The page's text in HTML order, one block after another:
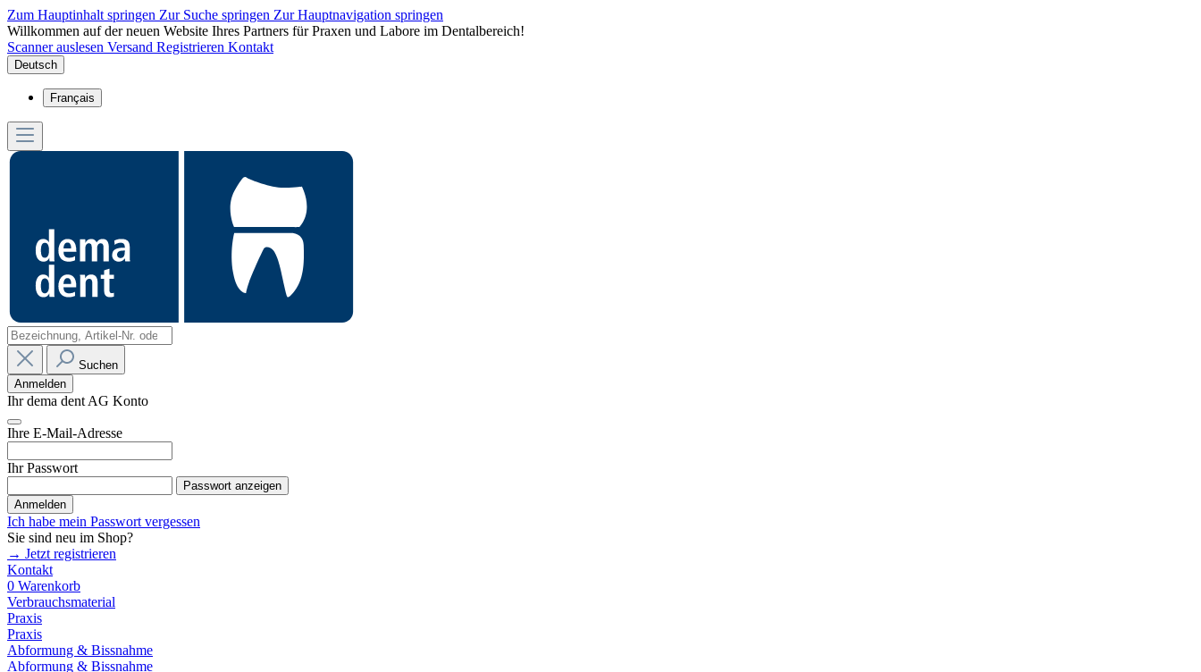
Zum Hauptinhalt springen Zur Suche springen Zur Hauptnavigation springen
Willkommen auf der neuen Website Ihres Partners für Praxen und Labore im Dentalbereich!
Scanner auslesen Versand Registrieren Kontakt
Deutsch
Français
Suchen
Anmelden
Ihr dema dent AG Konto
Ihre E-Mail-Adresse
Ihr Passwort
Passwort anzeigen
Anmelden
Ich habe mein Passwort vergessen
Sie sind neu im Shop?
→ Jetzt registrieren
Kontakt
0 Warenkorb
Verbrauchsmaterial
Praxis
Praxis
Abformung & Bissnahme
Abformung & Bissnahme